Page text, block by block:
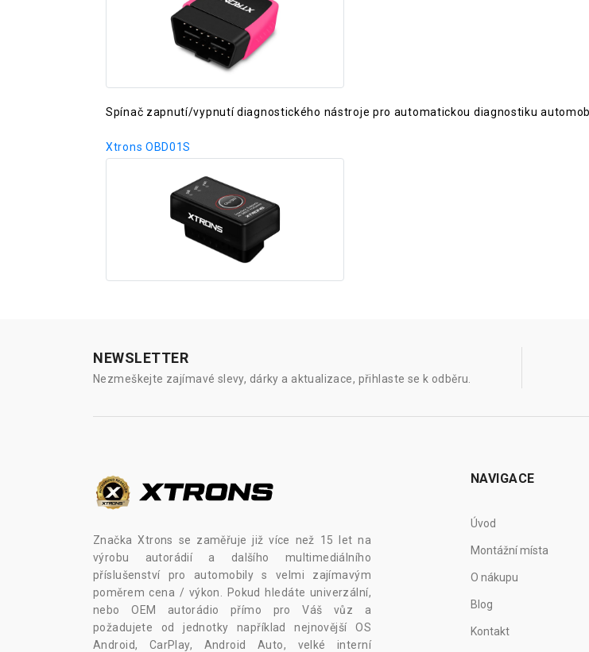
Spínač zapnutí/vypnutí diagnostického nástroje pro automatickou diagnostiku
Xtrons OBD01S
NEWSLETTER
Nezmeškejte zajímavé slevy, dárky a aktualizace, přihlaste se k odběru.
Značka Xtrons se zaměřuje již více než 15 let na
výrobu autorádií a dalšího multimediálního
příslušenství pro automobily s velmi zajímavým
poměrem cena / výkon. Pokud hledáte univerzální,
nebo OEM autorádio přímo pro Váš vůz a
požadujete od jednotky například nejnovější OS
Android, CarPlay, Android Auto, velké interní
NAVIGACE
Úvod
Montážní místa
O nákupu
Blog
Kontakt